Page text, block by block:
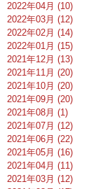
2022年04月 (10)
2022年03月 (12)
2022年02月 (14)
2022年01月 (15)
2021年12月 (13)
2021年11月 (20)
2021年10月 (20)
2021年09月 (20)
2021年08月 (1)
2021年07月 (12)
2021年06月 (22)
2021年05月 (16)
2021年04月 (11)
2021年03月 (12)